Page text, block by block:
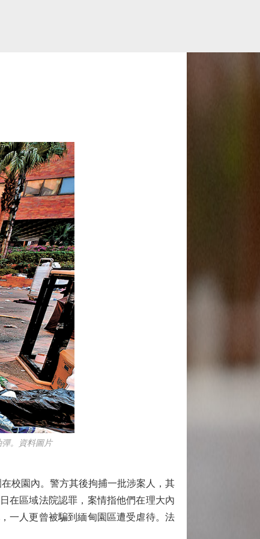
。資料圖片
校園內。警方其後拘捕一批涉案人，其
在區域法院認罪，案情指他們在理大內
一人更曾被騙到緬甸園區遭受虐待。法